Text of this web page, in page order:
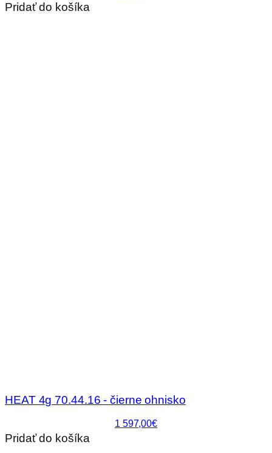
Pridať do košíka
HEAT 4g 70.44.16 - čierne ohnisko
1 597,00€
Pridať do košíka